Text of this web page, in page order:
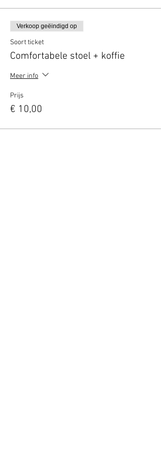
Verkoop geëindigd op
Soort ticket
Comfortabele stoel + koffie
Meer info
Prijs
€ 10,00